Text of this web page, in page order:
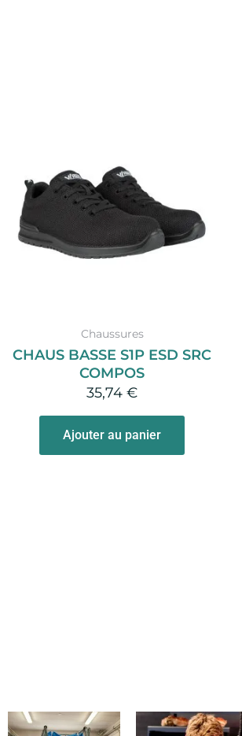
Chaussures
CHAUS BASSE S1P ESD SRC
COMPOS
35,74 €
Ajouter au panier
Les
options
page